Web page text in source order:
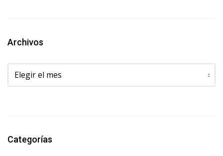
Archivos
Archivos
Categorías